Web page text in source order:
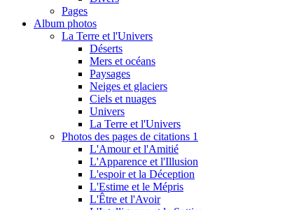
Pages
Album photos
La Terre et l'Univers
Déserts
Mers et océans
Paysages
Neiges et glaciers
Ciels et nuages
Univers
La Terre et l'Univers
Photos des pages de citations 1
L'Amour et l'Amitié
L'Apparence et l'Illusion
L'espoir et la Déception
L'Estime et le Mépris
L'Être et l'Avoir